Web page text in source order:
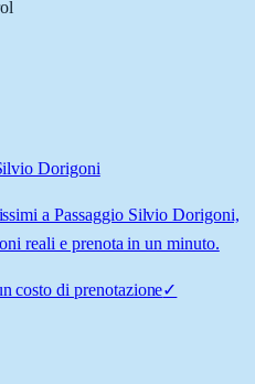
Dorigoni
a Passaggio Silvio Dorigoni,
reali e prenota in un minuto.
costo di prenotazione✓